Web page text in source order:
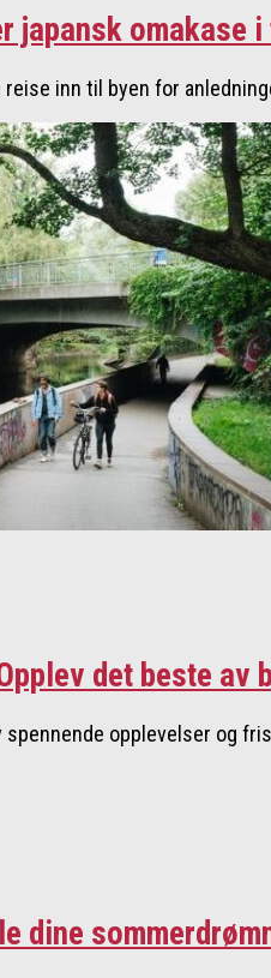
japansk omakase
inn til byen for
det beste av
opplevelser og
dine